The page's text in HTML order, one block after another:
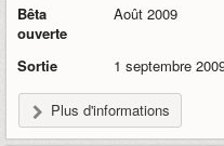
Bêta
ouverte
Août 2009
Sortie 1 septembre
Plus d'informations